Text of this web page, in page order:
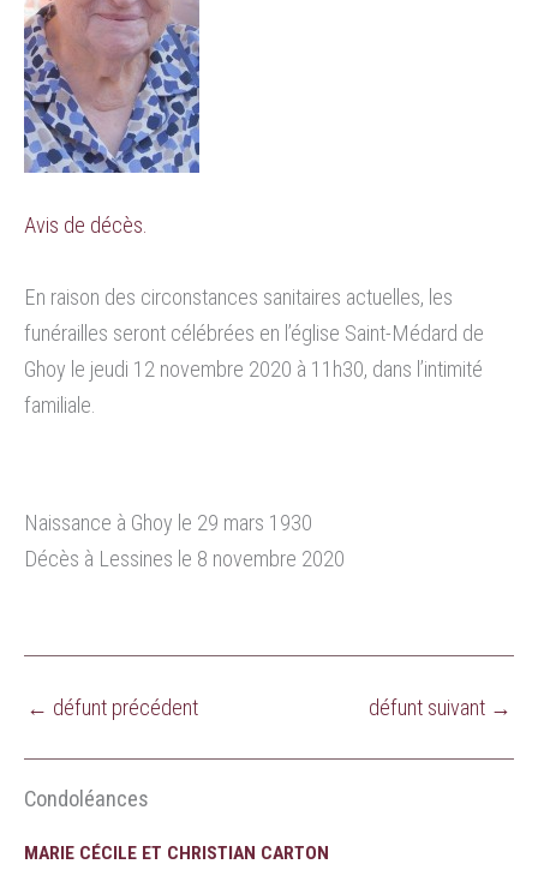
Avis de décès.
En raison des circonstances sanitaires actuelles, les
funérailles seront célébrées en l’église Saint-Médard de
Ghoy le jeudi 12 novembre 2020 à 11h30, dans l’intimité
familiale.
Naissance à Ghoy le 29 mars 1930
Décès à Lessines le 8 novembre 2020
← défunt précédent défunt suivant →
Condoléances
MARIE CÉCILE ET CHRISTIAN CARTON